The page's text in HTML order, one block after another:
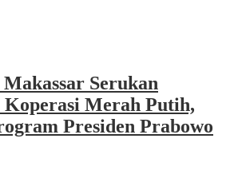
Serukan
Koperasi Merah Putih,
Presiden Prabowo